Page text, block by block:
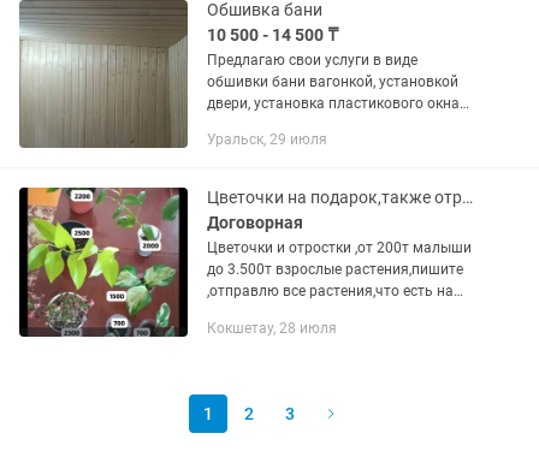
Обшивка бани
10 500 - 14 500 ₸
Предлагаю свои услуги в виде
обшивки бани вагонкой, установкой
двери, установка пластикового окна
установка электромонтажных работ (
Уральск, 29 июля
Цветочки на подарок,также отростки комнатные разные!
Договорная
Цветочки и отростки ,от 200т малыши
до 3.500т взрослые растения,пишите
,отправлю все растения,что есть на
3000,долларовое кустики 2500-
Кокшетау, 28 июля
1 2 3